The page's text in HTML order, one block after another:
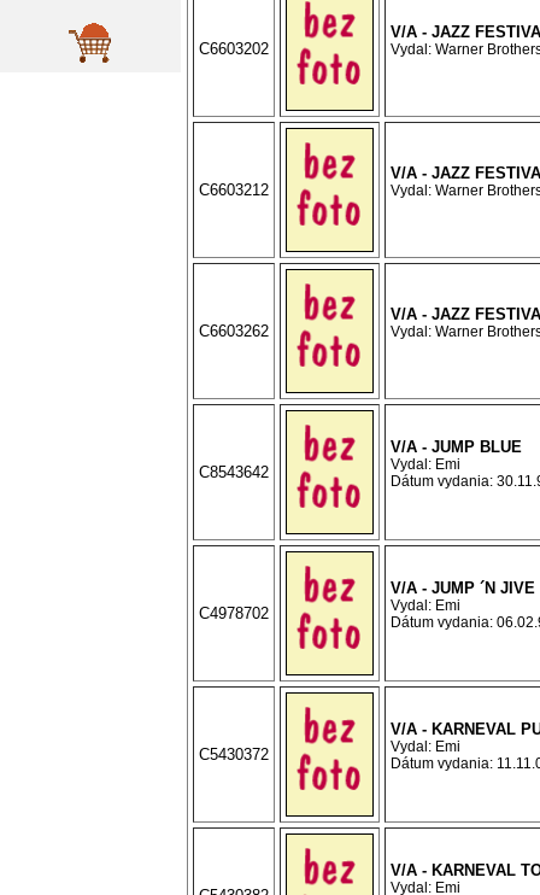
C6603202
V/A - JAZZ
Vydal: Warner
C6603212
V/A - JAZZ
Vydal: Warner
C6603262
V/A - JAZZ
Vydal: Warner
C8543642
V/A - JUMP BLUE
Vydal: Emi
Dátum vydania:
C4978702
V/A - JUMP ´N JIVE
Vydal: Emi
Dátum vydania:
C5430372
V/A - KARNEVAL
Vydal: Emi
Dátum vydania:
V/A - KARNEVAL
Vydal: Emi